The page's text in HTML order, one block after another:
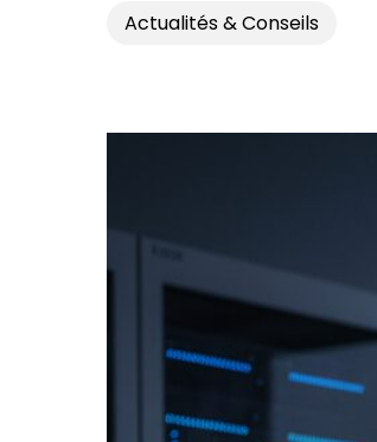
Actualités & Conseils